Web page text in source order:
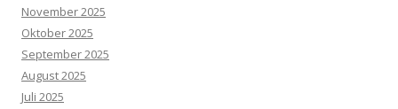
November 2025
Oktober 2025
September 2025
August 2025
Juli 2025